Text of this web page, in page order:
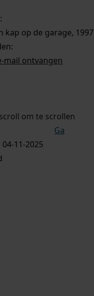
kap op de garage, 1997
mail ontvangen
om te scrollen
Ga
11-2025